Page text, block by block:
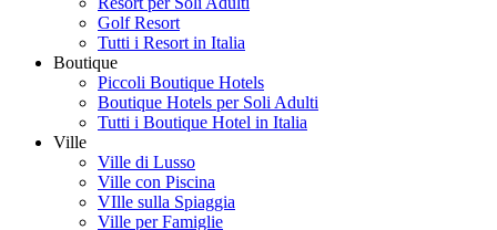
Golf Resort
Tutti i Resort in Italia
Boutique
Piccoli Boutique Hotels
Boutique Hotels per Soli Adulti
Tutti i Boutique Hotel in Italia
Ville
Ville di Lusso
Ville con Piscina
VIlle sulla Spiaggia
Ville per Famiglie